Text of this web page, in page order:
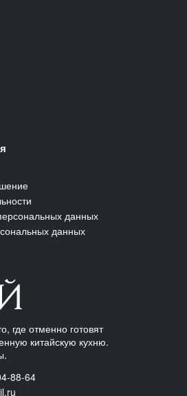
данных
данных
где отменно готовят
китайскую кухню.
88-64